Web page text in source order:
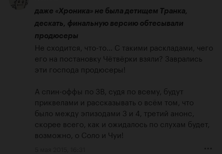
даже «Хроника» не была детищем Транка,
дескать, финальную версию обтесывали
продюсеры
Не сходится, что-то... С такими раскладами, чего
его на постановку Чётвёрки взяли? Заврались
эти господа продюсеры!
А спин-оффы по ЗВ, судя по всему, будут
приквелами и рассказывать о всём том, что
было между эпизодами 3 и 4, третий анонс,
скорее всего, как и ожидалось по слухам будет,
возможно, о Соло и Чуи!